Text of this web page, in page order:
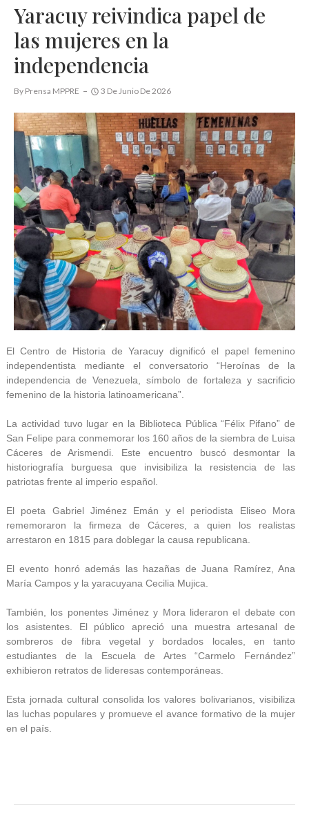
Yaracuy reivindica papel de
las mujeres en la
independencia
By Prensa MPPRE 3 De Junio De 2026
El Centro de Historia de Yaracuy dignificó el papel femenino
independentista mediante el conversatorio “Heroínas de la
independencia de Venezuela, símbolo de fortaleza y sacrificio
femenino de la historia latinoamericana”.
La actividad tuvo lugar en la Biblioteca Pública “Félix Pifano” de
San Felipe para conmemorar los 160 años de la siembra de Luisa
Cáceres de Arismendi. Este encuentro buscó desmontar la
historiografía burguesa que invisibiliza la resistencia de las
patriotas frente al imperio español.
El poeta Gabriel Jiménez Emán y el periodista Eliseo Mora
rememoraron la firmeza de Cáceres, a quien los realistas
arrestaron en 1815 para doblegar la causa republicana.
El evento honró además las hazañas de Juana Ramírez, Ana
María Campos y la yaracuyana Cecilia Mujica.
También, los ponentes Jiménez y Mora lideraron el debate con
los asistentes. El público apreció una muestra artesanal de
sombreros de fibra vegetal y bordados locales, en tanto
estudiantes de la Escuela de Artes “Carmelo Fernández”
exhibieron retratos de lideresas contemporáneas.
Esta jornada cultural consolida los valores bolivarianos, visibiliza
las luchas populares y promueve el avance formativo de la mujer
en el país.